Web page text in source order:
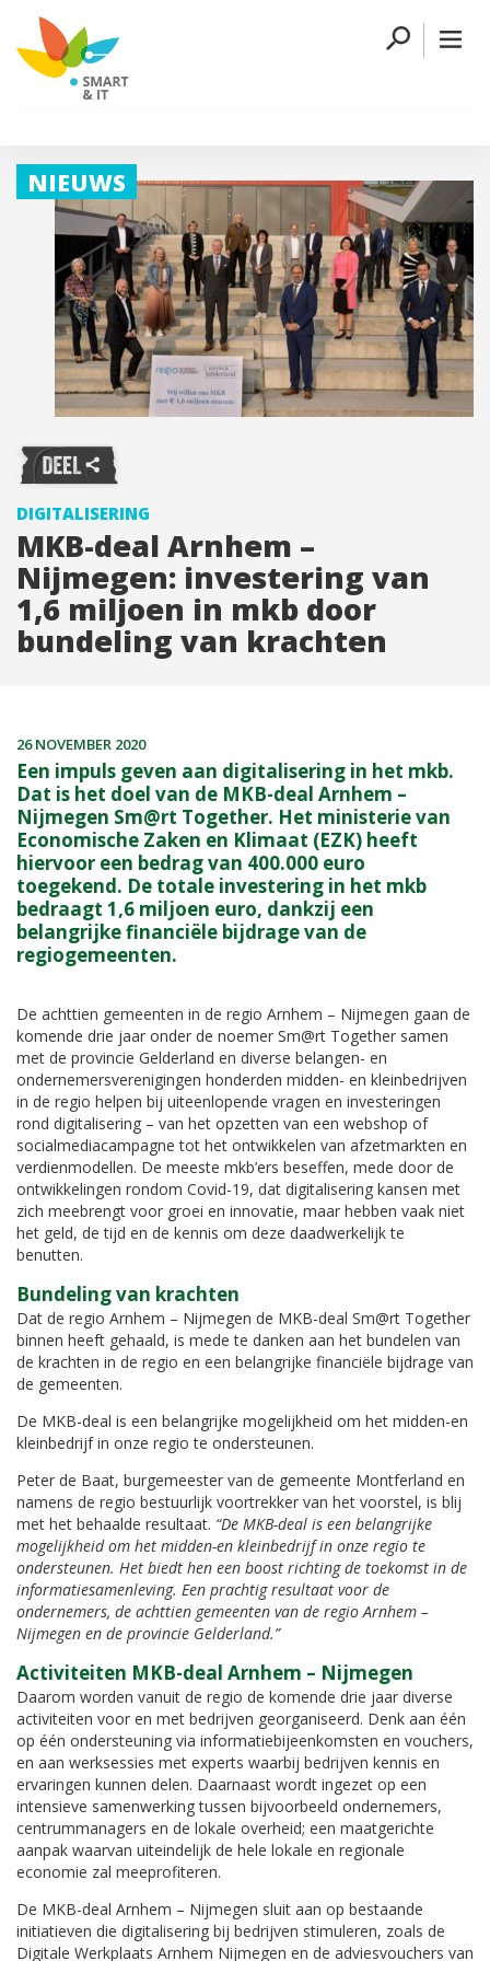
NIEUWS
DIGITALISERING
MKB-deal Arnhem –
Nijmegen: investering van
1,6 miljoen in mkb door
bundeling van krachten
26 NOVEMBER 2020
Een impuls geven aan digitalisering in het mkb.
Dat is het doel van de MKB-deal Arnhem –
Nijmegen Sm@rt Together. Het ministerie van
Economische Zaken en Klimaat (EZK) heeft
hiervoor een bedrag van 400.000 euro
toegekend. De totale investering in het mkb
bedraagt 1,6 miljoen euro, dankzij een
belangrijke financiële bijdrage van de
regiogemeenten.
De achttien gemeenten in de regio Arnhem – Nijmegen gaan de
komende drie jaar onder de noemer Sm@rt Together samen
met de provincie Gelderland en diverse belangen- en
ondernemersverenigingen honderden midden- en kleinbedrijven
in de regio helpen bij uiteenlopende vragen en investeringen
rond digitalisering – van het opzetten van een webshop of
socialmediacampagne tot het ontwikkelen van afzetmarkten en
verdienmodellen. De meeste mkb’ers beseffen, mede door de
ontwikkelingen rondom Covid-19, dat digitalisering kansen met
zich meebrengt voor groei en innovatie, maar hebben vaak niet
het geld, de tijd en de kennis om deze daadwerkelijk te
benutten.
Bundeling van krachten
Dat de regio Arnhem – Nijmegen de MKB-deal Sm@rt Together
binnen heeft gehaald, is mede te danken aan het bundelen van
de krachten in de regio en een belangrijke financiële bijdrage van
de gemeenten.
De MKB-deal is een belangrijke mogelijkheid om het midden-en
kleinbedrijf in onze regio te ondersteunen.
Peter de Baat, burgemeester van de gemeente Montferland en
namens de regio bestuurlijk voortrekker van het voorstel, is blij
met het behaalde resultaat. “De MKB-deal is een belangrijke
mogelijkheid om het midden-en kleinbedrijf in onze regio te
ondersteunen. Het biedt hen een boost richting de toekomst in de
informatiesamenleving. Een prachtig resultaat voor de
ondernemers, de achttien gemeenten van de regio Arnhem –
Nijmegen en de provincie Gelderland.”
Activiteiten MKB-deal Arnhem – Nijmegen
Daarom worden vanuit de regio de komende drie jaar diverse
activiteiten voor en met bedrijven georganiseerd. Denk aan één
op één ondersteuning via informatiebijeenkomsten en vouchers,
en aan werksessies met experts waarbij bedrijven kennis en
ervaringen kunnen delen. Daarnaast wordt ingezet op een
intensieve samenwerking tussen bijvoorbeeld ondernemers,
centrummanagers en de lokale overheid; een maatgerichte
aanpak waarvan uiteindelijk de hele lokale en regionale
economie zal meeprofiteren.
De MKB-deal Arnhem – Nijmegen sluit aan op bestaande
initiatieven die digitalisering bij bedrijven stimuleren, zoals de
Digitale Werkplaats Arnhem Nijmegen en de adviesvouchers van